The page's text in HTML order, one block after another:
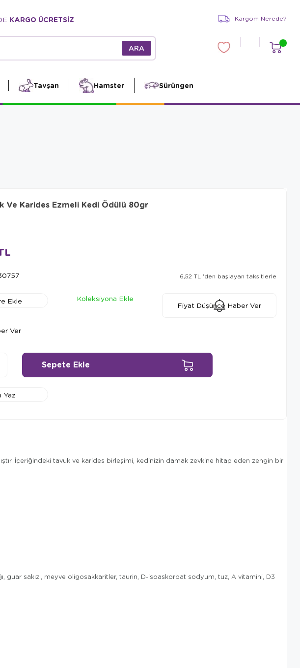
KARGO ÜCRETSİZ Kargom Nerede?
Tavşan Hamster Sürüngen
Ve Karides Ezmeli Kedi Ödülü 80gr
6,52 TL 'den başlayan taksitlerle
Ekle
Koleksiyona Ekle
Fiyat Düşünce Haber Ver
Ver
Yaz
İçeriğindeki tavuk ve karides birleşimi, kedinizin damak zevkine hitap eden zengin bir
guar sakızı, meyve oligosakkaritler, taurin, D-isoaskorbat sodyum, tuz, A vitamini, D3